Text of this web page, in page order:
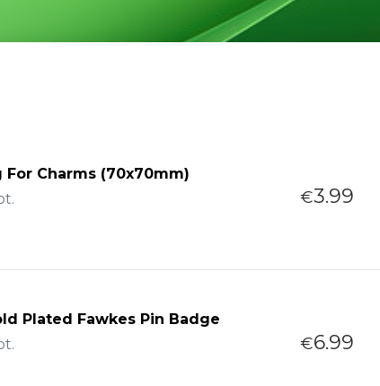
Charms (70x70mm)
€3.99
Plated Fawkes Pin Badge
€6.99